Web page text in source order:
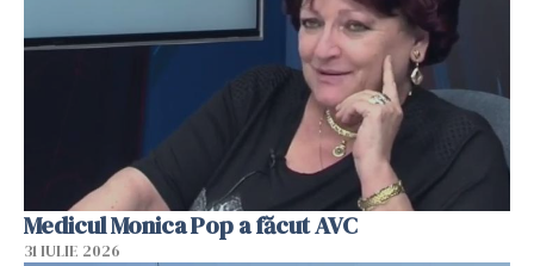
Medicul Monica Pop a făcut AVC
31 IULIE 2026